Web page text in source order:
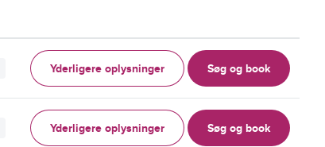
Yderligere oplysninger Søg og book
Yderligere oplysninger Søg og book